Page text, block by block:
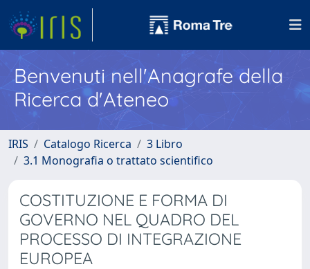
Benvenuti nell'Anagrafe della
Ricerca d'Ateneo
IRIS Catalogo Ricerca
3 Libro
3.1 Monografia o trattato scientifico
COSTITUZIONE E FORMA DI
GOVERNO NEL QUADRO DEL
PROCESSO DI INTEGRAZIONE
EUROPEA